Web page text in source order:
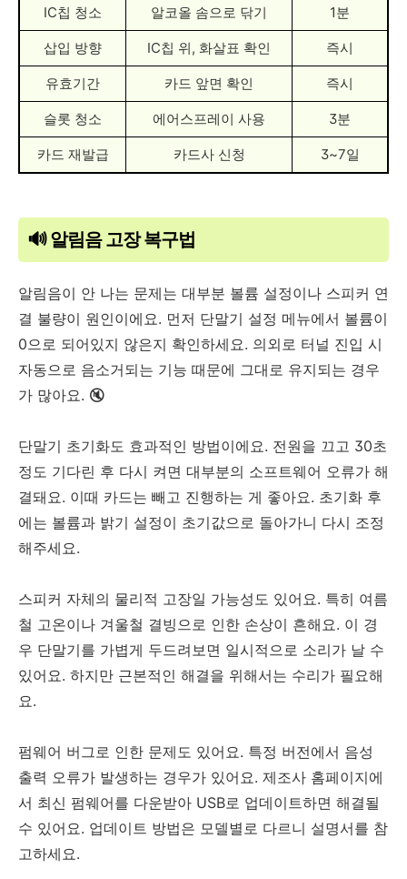
IC칩 청소 알코올 솜으로 닦기 1분
삽입 방향 IC칩 위, 화살표 확인 즉시
유효기간 카드 앞면 확인 즉시
슬롯 청소 에어스프레이 사용 3분
카드 재발급 카드사 신청 3~7일
🔊 알림음 고장 복구법
알림음이 안 나는 문제는 대부분 볼륨 설정이나 스피커 연
결 불량이 원인이에요. 먼저 단말기 설정 메뉴에서 볼륨이
0으로 되어있지 않은지 확인하세요. 의외로 터널 진입 시
자동으로 음소거되는 기능 때문에 그대로 유지되는 경우
가 많아요. 🔇
단말기 초기화도 효과적인 방법이에요. 전원을 끄고 30초
정도 기다린 후 다시 켜면 대부분의 소프트웨어 오류가 해
결돼요. 이때 카드는 빼고 진행하는 게 좋아요. 초기화 후
에는 볼륨과 밝기 설정이 초기값으로 돌아가니 다시 조정
해주세요.
스피커 자체의 물리적 고장일 가능성도 있어요. 특히 여름
철 고온이나 겨울철 결빙으로 인한 손상이 흔해요. 이 경
우 단말기를 가볍게 두드려보면 일시적으로 소리가 날 수
있어요. 하지만 근본적인 해결을 위해서는 수리가 필요해
요.
펌웨어 버그로 인한 문제도 있어요. 특정 버전에서 음성
출력 오류가 발생하는 경우가 있어요. 제조사 홈페이지에
서 최신 펌웨어를 다운받아 USB로 업데이트하면 해결될
수 있어요. 업데이트 방법은 모델별로 다르니 설명서를 참
고하세요.